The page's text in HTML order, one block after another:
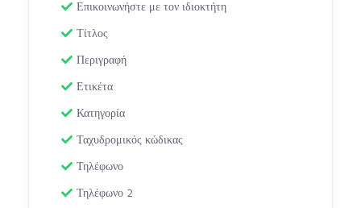
Επικοινωνήστε με τον ιδιοκτήτη
Τίτλος
Περιγραφή
Ετικέτα
Κατηγορία
Ταχυδρομικός κώδικας
Τηλέφωνο
Τηλέφωνο 2